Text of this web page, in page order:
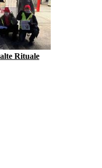
Rituale